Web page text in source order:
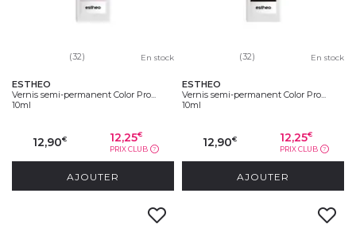
(32) En stock
ESTHEO
Vernis semi-permanent Color Pro...
10ml
12,90€ 12,25€
PRIX CLUB ?
AJOUTER
(32) En stock
ESTHEO
Vernis semi-permanent Color Pro...
10ml
12,90€ 12,25€
PRIX CLUB ?
AJOUTER